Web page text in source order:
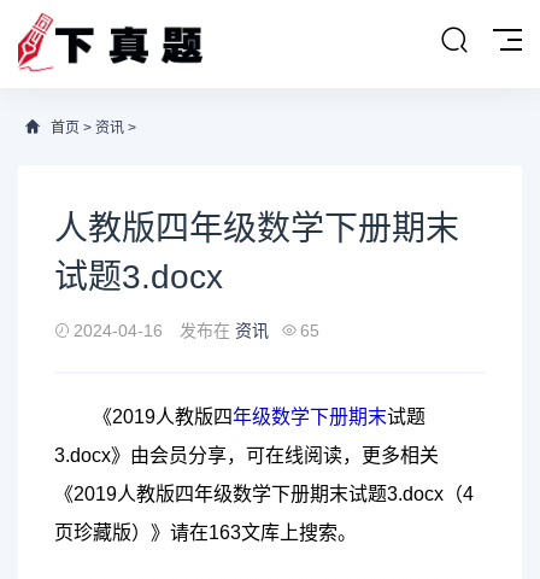
首页 > 资讯 >
人教版四年级数学下册期末
试题3.docx
2024-04-16 发布在 资讯 65
《2019人教版四年级数学下册期末试题
3.docx》由会员分享，可在线阅读，更多相关
《2019人教版四年级数学下册期末试题3.docx（4
页珍藏版）》请在163文库上搜索。